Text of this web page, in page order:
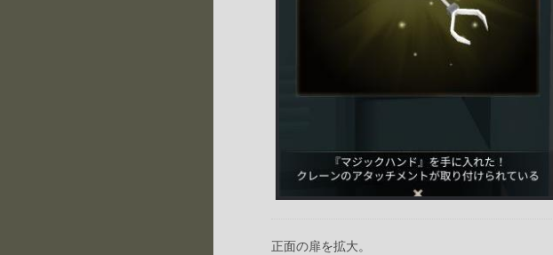
正面の扉を拡大。